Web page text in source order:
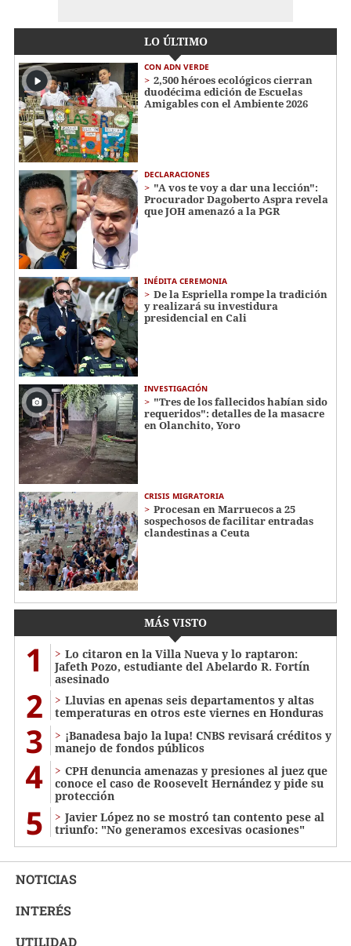
LO ÚLTIMO
CON ADN VERDE
2,500 héroes ecológicos cierran
duodécima edición de Escuelas
Amigables con el Ambiente 2026
DECLARACIONES
"A vos te voy a dar una lección":
Procurador Dagoberto Aspra revela
que JOH amenazó a la PGR
INÉDITA CEREMONIA
De la Espriella rompe la tradición
y realizará su investidura
presidencial en Cali
INVESTIGACIÓN
"Tres de los fallecidos habían sido
requeridos": detalles de la masacre
en Olanchito, Yoro
CRISIS MIGRATORIA
Procesan en Marruecos a 25
sospechosos de facilitar entradas
clandestinas a Ceuta
MÁS VISTO
1
Lo citaron en la Villa Nueva y lo raptaron:
Jafeth Pozo, estudiante del Abelardo R. Fortín
asesinado
2
Lluvias en apenas seis departamentos y altas
temperaturas en otros este viernes en Honduras
3
¡Banadesa bajo la lupa! CNBS revisará créditos y
manejo de fondos públicos
4
CPH denuncia amenazas y presiones al juez que
conoce el caso de Roosevelt Hernández y pide su
protección
5
Javier López no se mostró tan contento pese al
triunfo: "No generamos excesivas ocasiones"
NOTICIAS
INTERÉS
UTILIDAD